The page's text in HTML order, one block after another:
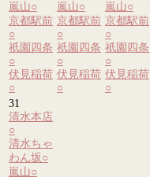
嵐山○
京都駅前
○
祇園四条
○
伏見稲荷
○
嵐山○
京都駅前
○
祇園四条
○
伏見稲荷
○
嵐山○
京都駅前
○
祇園四条
○
伏見稲荷
○
31
清水本店
○
清水ちゃ
わん坂○
嵐山○